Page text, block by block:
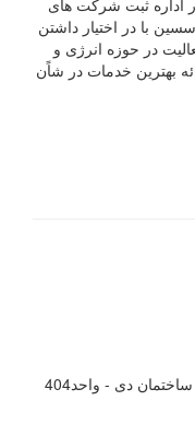
پویا و خلاق به شمار 29119 در اداره ثبت شرکت های
با در اختیار داشتن
در حوزه انرژی و
بهترین خدمات در شاًن
دی - واحد404